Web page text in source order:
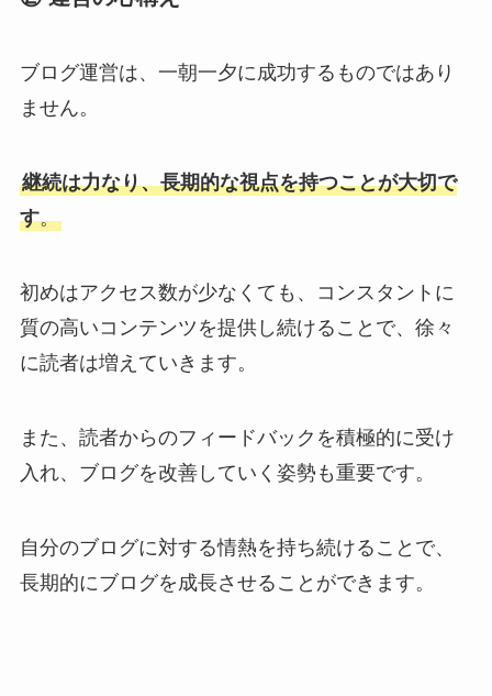
ブログ運営は、一朝一夕に成功するものではあり
ません。
継続は力なり、長期的な視点を持つことが大切で
す。
初めはアクセス数が少なくても、コンスタントに
質の高いコンテンツを提供し続けることで、徐々
に読者は増えていきます。
また、読者からのフィードバックを積極的に受け
入れ、ブログを改善していく姿勢も重要です。
自分のブログに対する情熱を持ち続けることで、
長期的にブログを成長させることができます。